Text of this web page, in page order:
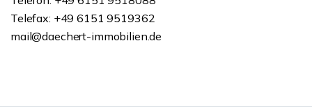
Telefax: +49 6151 9519362
mail@daechert-immobilien.de